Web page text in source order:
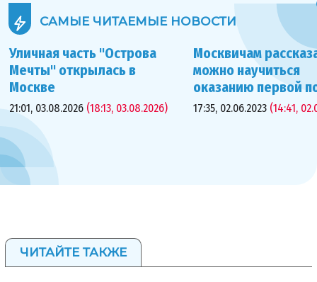
САМЫЕ ЧИТАЕМЫЕ НОВОСТИ
Уличная часть "Острова
Мечты" открылась в
Москве
21:01, 03.08.2026 (18:13, 03.08.2026)
Москвичам
можно научиться
оказанию первой
17:35, 02.06.2023 (14:41,
ЧИТАЙТЕ ТАКЖЕ